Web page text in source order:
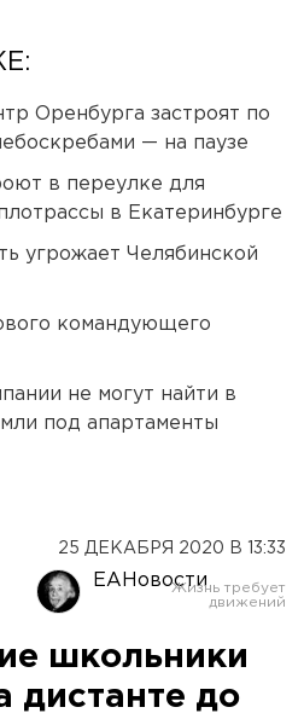
Оренбурга застроят по
— на паузе
в переулке для
в Екатеринбурге
угрожает Челябинской
командующего
не могут найти в
под апартаменты
25 ДЕКАБРЯ 2020 В 13:33
ЕАНовости
школьники
дистанте до